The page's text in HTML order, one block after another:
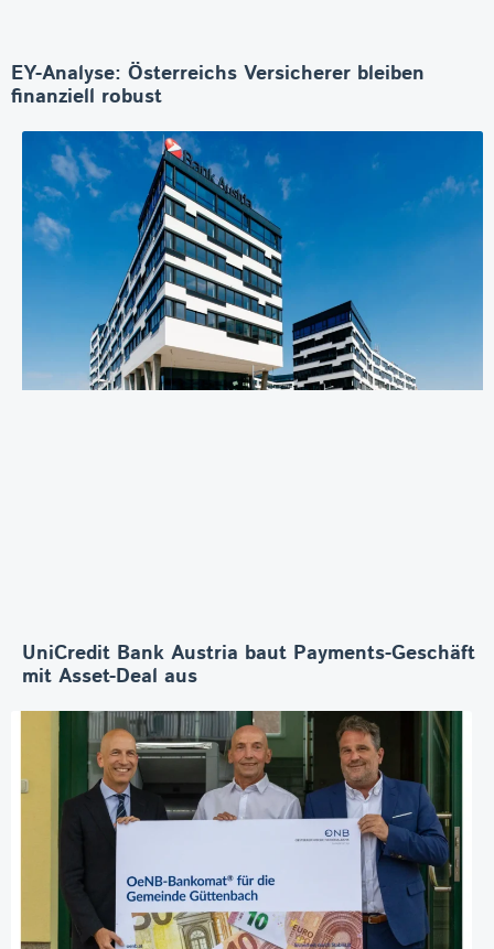
EY-Analyse: Österreichs Versicherer bleiben
finanziell robust
UniCredit Bank Austria baut Payments-Geschäft
mit Asset-Deal aus